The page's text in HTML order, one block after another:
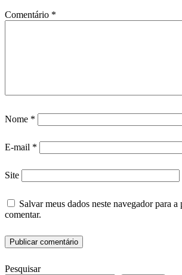
Comentário *
Nome *
E-mail *
Site
Salvar meus dados neste navegador para
comentar.
Pesquisar